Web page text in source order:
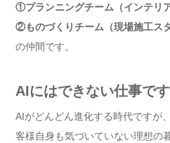
①プランニングチーム（インテリ
②ものづくりチーム（現場施工スタ
の仲間です。
AIにはできない仕事です
AIがどんどん進化する時代ですが
客様自身も気づいていない理想の